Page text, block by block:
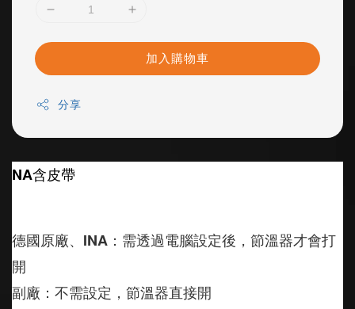
加入購物車
分享
NA含皮帶
德國原廠、INA：需透過電腦設定後，節溫器才會打
開
副廠：不需設定，節溫器直接開